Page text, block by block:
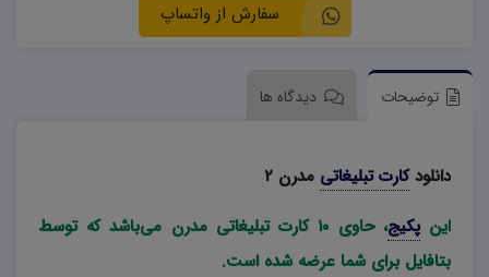
سفارش از واتساپ
توضیحات دیدگاه ها
دانلودکارت تبلیغاتی مدرن ۲
اینپکیج
، حاوی ۱۰ کارت تبلیغاتی مدرن می‌باشد که توسط
بتافایل برای شما عرضه شده است.